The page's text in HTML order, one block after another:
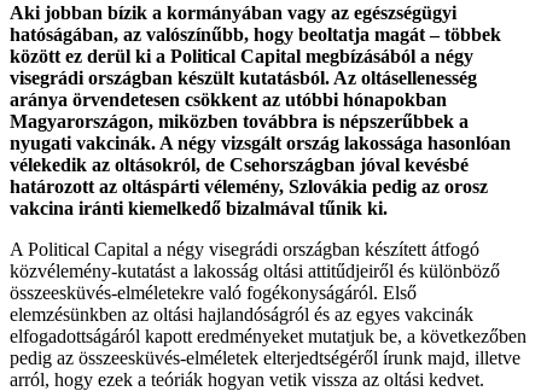
Aki jobban bízik a kormányában vagy az egészségügyi
hatóságában, az valószínűbb, hogy beoltatja magát – többek
között ez derül ki a Political Capital megbízásából a négy
visegrádi országban készült kutatásból. Az oltásellenesség
aránya örvendetesen csökkent az utóbbi hónapokban
Magyarországon, miközben továbbra is népszerűbbek a
nyugati vakcinák. A négy vizsgált ország lakossága hasonlóan
vélekedik az oltásokról, de Csehországban jóval kevésbé
határozott az oltáspárti vélemény, Szlovákia pedig az orosz
vakcina iránti kiemelkedő bizalmával tűnik ki.
A Political Capital a négy visegrádi országban készített átfogó
közvélemény-kutatást a lakosság oltási attitűdjeiről és különböző
összeesküvés-elméletekre való fogékonyságáról. Első
elemzésünkben az oltási hajlandóságról és az egyes vakcinák
elfogadottságáról kapott eredményeket mutatjuk be, a következőben
pedig az összeesküvés-elméletek elterjedtségéről írunk majd, illetve
arról, hogy ezek a teóriák hogyan vetik vissza az oltási kedvet.